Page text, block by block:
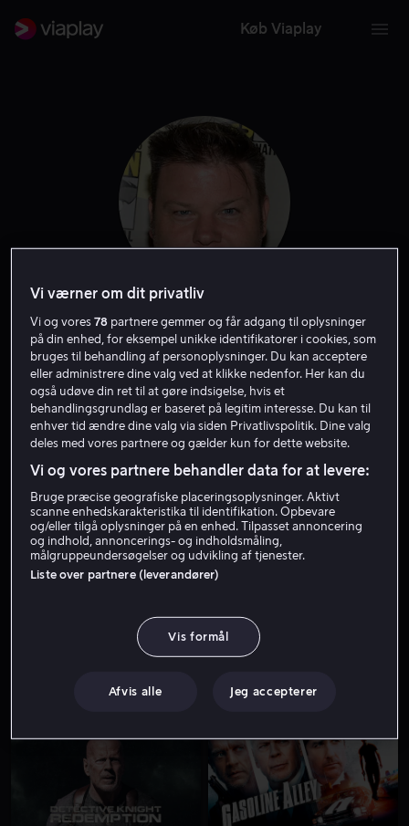
Køb Viaplay
Sean O'Reilly (I)
Filmproducent Producer Instruktør Stemme
Fra 49 kr Fra 59 kr
Vi værner om dit privatliv
Vi og vores78 partnere gemmer og får adgang til oplysninger
på din enhed, for eksempel unikke identifikatorer i cookies, som
bruges til behandling af personoplysninger. Du kan acceptere
eller administrere dine valg ved at klikke nedenfor. Her kan du
også udøve din ret til at gøre indsigelse, hvis et
behandlingsgrundlag er baseret på legitim interesse. Du kan til
enhver tid ændre dine valg via siden Privatlivspolitik. Dine valg
deles med vores partnere og gælder kun for dette website.
Vi og vores partnere behandler data for at levere:
Bruge præcise geografiske placeringsoplysninger. Aktivt
scanne enhedskarakteristika til identifikation. Opbevare
og/eller tilgå oplysninger på en enhed. Tilpasset annoncering
og indhold, annoncerings- og indholdsmåling,
målgruppeundersøgelser og udvikling af tjenester.
Liste over partnere (leverandører)
Vis formål
Afvis alle Jeg accepterer